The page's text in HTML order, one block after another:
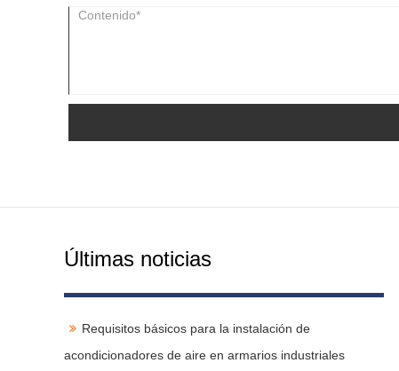
Últimas noticias
Requisitos básicos para la instalación de
acondicionadores de aire en armarios industriales